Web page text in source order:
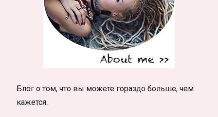
Блог о том, что вы можете гораздо больше, чем
кажется.